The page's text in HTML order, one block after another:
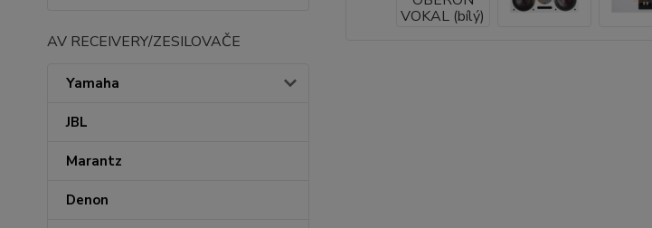
AV RECEIVERY/ZESILOVAČE
Yamaha
JBL
Marantz
Denon